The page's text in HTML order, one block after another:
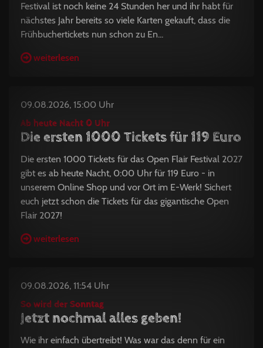
Festival ist noch keine 24 Stunden her und ihr habt für
nächstes Jahr bereits so viele Karten gekauft, dass die
Frühbuchertickets nun schon zu En...
weiterlesen
09.08.2026, 15:00 Uhr
Ab heute Nacht 0 Uhr
Die ersten 1000 Tickets für 119 Euro
Die ersten 1000 Tickets für das Open Flair Festival 2027
gibt es ab heute Nacht, 0:00 Uhr für 119 Euro - in
unserem Online Shop und vor Ort im E-Werk! Sichert
euch jetzt schon die Tickets für das gigantische Open
Flair 2027!
weiterlesen
09.08.2026, 11:54 Uhr
So wird der Sonntag
Jetzt nochmal alles geben!
Wie ihr einfach übertreibt! Was war das denn für ein